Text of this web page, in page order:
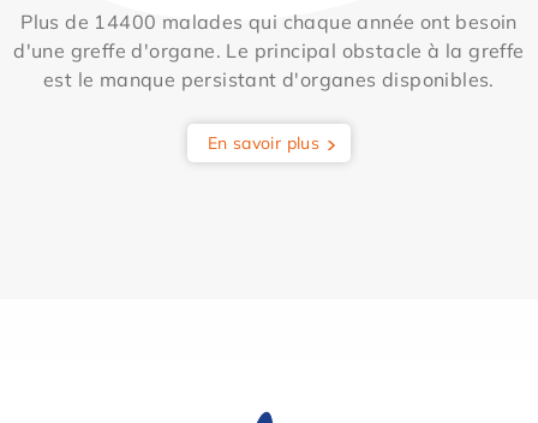
Plus de 14400 malades qui chaque année ont besoin
d'une greffe d'organe. Le principal obstacle à la greffe
est le manque persistant d'organes disponibles.
En savoir plus